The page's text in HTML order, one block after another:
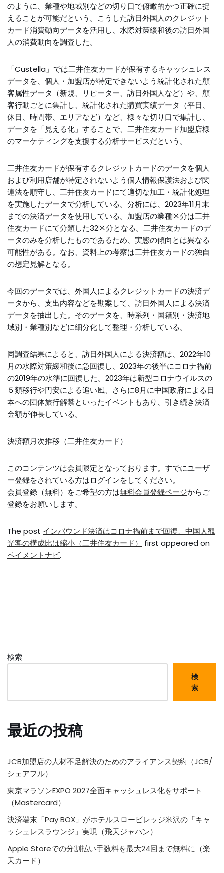
のように、業種や地域別などの切り口で俯瞰的かつ正確に捉
えることが可能だという。こうした訪日外国人のクレジット
カード消費動向データを活用し、水際対策緩和後の訪日外国
人の消費動向を調査した。
「Custella」では三井住友カードが保有するキャッシュレス
データを、個人・加盟店が特定できないよう統計化された顧
客属性データ（新規、リピーター、訪日外国人など）や、顧
客行動ごとに集計し、統計化された購買実績データ（平日、
休日、時間帯、エリアなど）など、様々な切り口で集計し、
データを「見える化」することで、三井住友カード加盟店様
のマーケティングを支援する分析サービスだという。
三井住友カードが保有するクレジットカードのデータを個人
および利用店舗が特定されないよう個人情報保護法および関
連法を順守し、三井住友カードにて適切な加工・統計化処理
を実施したデータで分析している。分析には、2023年11月末
までの決済データを使用している。加盟店の業種区分は三井
住友カードにて分類した32区分となる。三井住友カードのデ
ータのみを分析したものであるため、実態の傾向とは異なる
可能性がある。なお、資料上の考察は三井住友カードの独自
の想定見解となる。
今回のデータでは、外国人によるクレジットカードの決済デ
ータから、支出内容などを勘案して、訪日外国人による決済
データを抽出した。そのデータを、時系列・国籍別・決済地
域別・業種別などに細分化して整理・分析している。
同調査結果によると、訪日外国人による決済額は、2022年10
月の水際対策緩和後に急回復し、2023年の後半にコロナ禍前
の2019年の水準に回復した。2023年は新型コロナウイルスの
５類移行や円安による追い風、さらに8月に中国政府による日
本への団体旅行解禁といったイベントもあり、引き続き決済
金額が伸長している。
決済額月次推移（三井住友カード）
このコンテンツは会員限定となっております。すでにユーザ
ー登録をされている方はログインをしてください。
会員登録（無料）をご希望の方は無料会員登録ページからご
登録をお願いします。
The post インバウンド決済はコロナ禍前まで回復、中国人観
光客の構成比は縮小（三井住友カード）
first appeared on
ペイメントナビ.
検索
検
索
最近の投稿
JCB加盟店の人材不足解決のためのアライアンス契約（JCB/
シェアフル）
東京マラソンEXPO 2027全面キャッシュレス化をサポート
（Mastercard）
決済端末「Pay BOX」がホテルスロービレッジ米沢の「キャ
ッシュレスラウンジ」実現（飛天ジャパン）
Apple Storeでの分割払い手数料を最大24回まで無料に（楽
天カード）